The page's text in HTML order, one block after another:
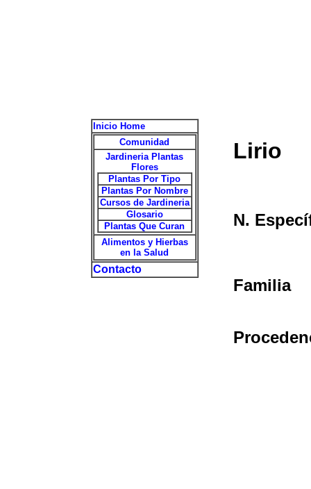
Inicio Home
Comunidad
Jardineria Plantas
Flores
Plantas Por Tipo
Plantas Por Nombre
Cursos de Jardineria
Glosario
Plantas Que Curan
Alimentos y Hierbas
en la Salud
Contacto
Lirio
N.
Familia